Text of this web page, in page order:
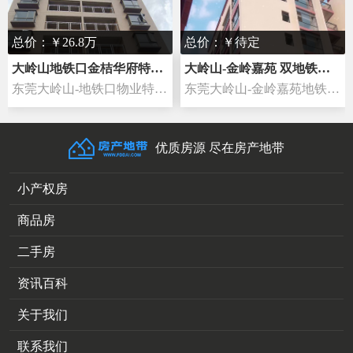
总价：￥26.8万
东莞大岭山
大岭山地铁口金桔华府特价三房26.8万一套起
东莞大岭山-地铁口物业特价2880一平松山湖【金桔华府】户型：三房两厅89-98平特价：26 8万一套周边配套：海航广场、东华医院、东华文泽学校
总价：￥待定
大岭山体育公园
大岭山-金岭嘉苑 双地铁口4栋社区楼盘分期3到5年
东莞大岭山-金岭嘉苑地铁口4栋3850一平方双地铁口的楼盘4栋3850元 平方起松湖湖最近的楼盘《金岭嘉苑》4栋盛大开盘，4栋社区纯新盘，旁边即
优质房源 尽在房产地带
小产权房
商品房
二手房
资讯百科
关于我们
联系我们